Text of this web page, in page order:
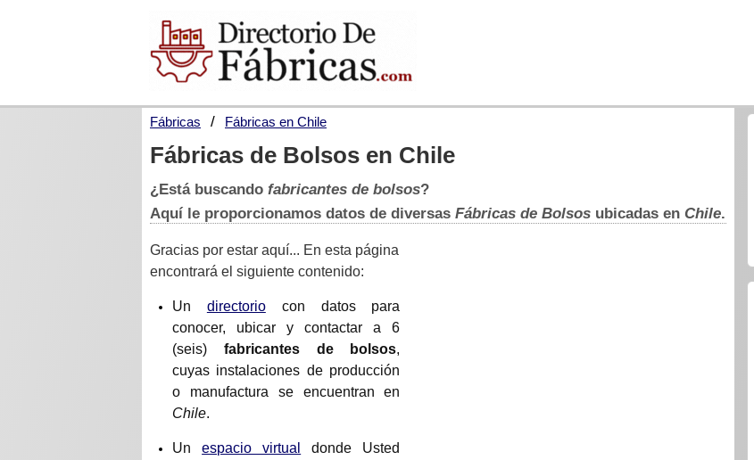
Fábricas Fábricas en Chile
Fábricas de Bolsos en Chile
¿Está buscando fabricantes de bolsos?
Aquí le proporcionamos datos de diversas Fábricas de Bolsos ubicadas en Chile.
Gracias por estar aquí... En esta página
encontrará el siguiente contenido:
Un directoriocon datos para
conocer, ubicar y contactar a 6
(seis) fabricantes de bolsos,
cuyas instalaciones de producción
o manufactura se encuentran en
Chile.
Unespacio virtual
donde Usted